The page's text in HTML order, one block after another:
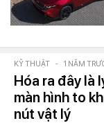
KỸ THUẬT - 1 NĂM
Hóa ra đây là
màn hình to
nút vật lý